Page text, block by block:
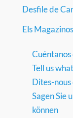
Desfile de
Els Magazinos
Cuéntanos
Tell us
Dites-
Sagen Sie
können